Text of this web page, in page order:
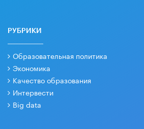
РУБРИКИ
Образовательная политика
Экономика
Качество образования
Интервести
Big data